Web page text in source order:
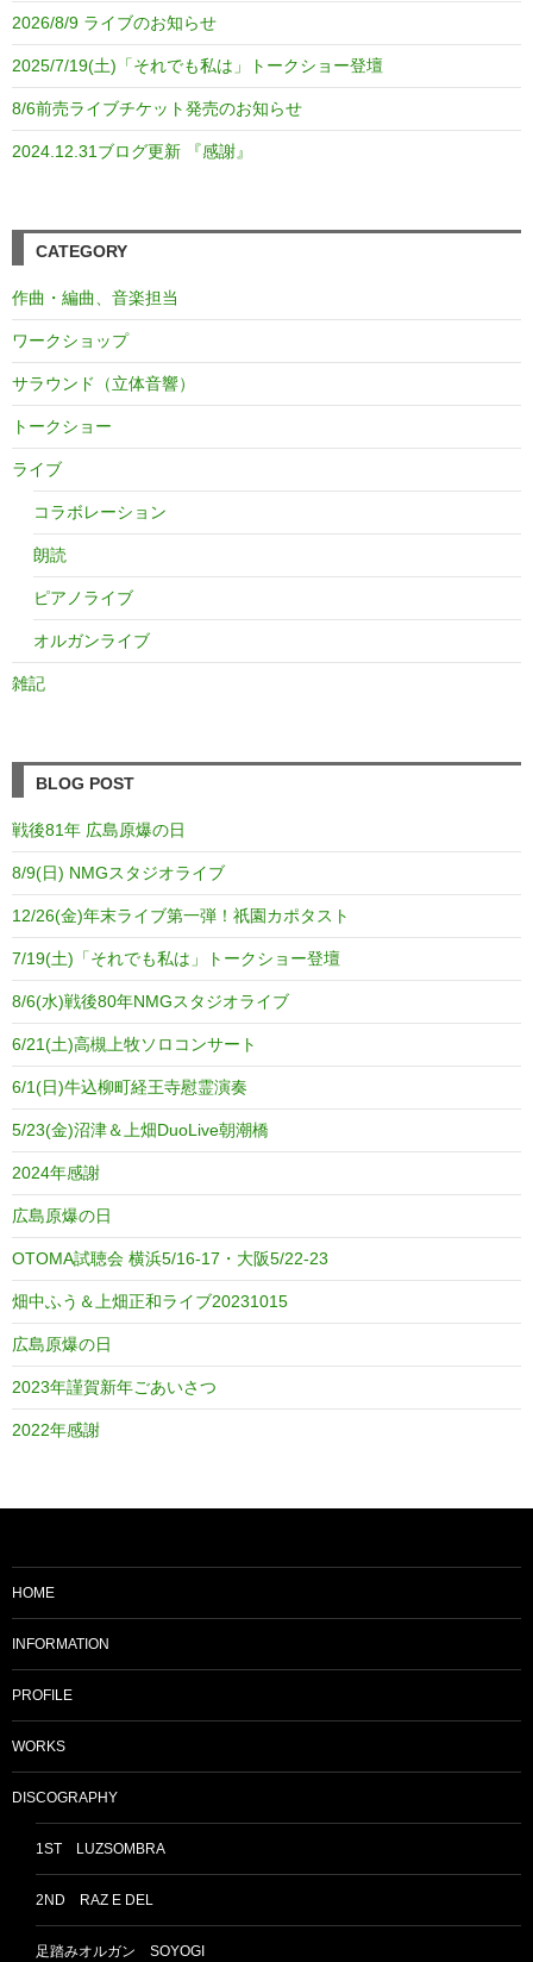
2026/8/9 ライブのお知らせ
2025/7/19(土)「それでも私は」トークショー登壇
8/6前売ライブチケット発売のお知らせ
2024.12.31ブログ更新 『感謝』
CATEGORY
作曲・編曲、音楽担当
ワークショップ
サラウンド（立体音響）
トークショー
ライブ
コラボレーション
朗読
ピアノライブ
オルガンライブ
雑記
BLOG POST
戦後81年 広島原爆の日
8/9(日) NMGスタジオライブ
12/26(金)年末ライブ第一弾！祇園カポタスト
7/19(土)「それでも私は」トークショー登壇
8/6(水)戦後80年NMGスタジオライブ
6/21(土)高槻上牧ソロコンサート
6/1(日)牛込柳町経王寺慰霊演奏
5/23(金)沼津＆上畑DuoLive朝潮橋
2024年感謝
広島原爆の日
OTOMA試聴会 横浜5/16-17・大阪5/22-23
畑中ふう＆上畑正和ライブ20231015
広島原爆の日
2023年謹賀新年ごあいさつ
2022年感謝
HOME
INFORMATION
PROFILE
WORKS
DISCOGRAPHY
1ST LUZSOMBRA
2ND RAZ E DEL
足踏みオルガン SOYOGI